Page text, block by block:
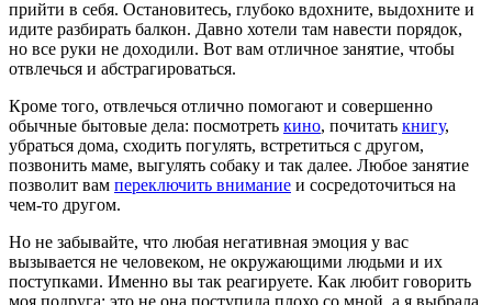
прийти в себя. Остановитесь, глубоко вдохните, выдохните и
идите разбирать балкон. Давно хотели там навести порядок,
но все руки не доходили. Вот вам отличное занятие, чтобы
отвлечься и абстрагироваться.
Кроме того, отвлечься отлично помогают и совершенно
обычные бытовые дела: посмотреть кино, почитать книгу,
убраться дома, сходить погулять, встретиться с другом,
позвонить маме, выгулять собаку и так далее. Любое занятие
позволит вам переключить внимание и сосредоточиться на
чем-то другом.
Но не забывайте, что любая негативная эмоция у вас
вызывается не человеком, не окружающими людьми и их
поступками. Именно вы так реагируете. Как любит говорить
моя подруга: это не она поступила плохо со мной, а я выбрала